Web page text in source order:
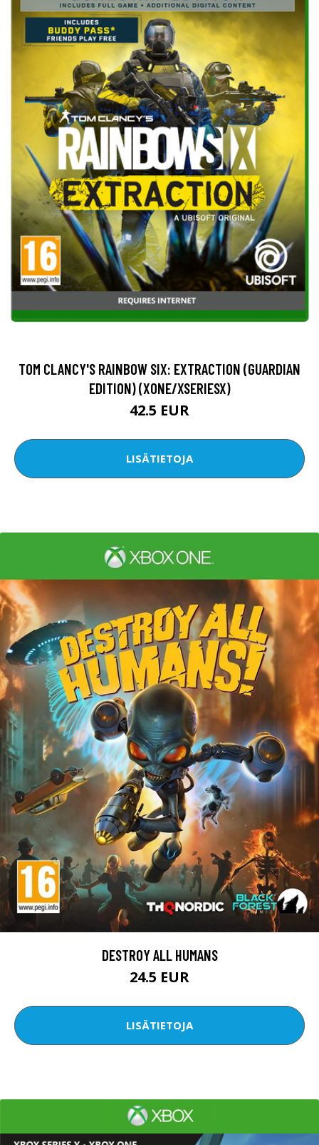
TOM CLANCY'S RAINBOW SIX: EXTRACTION (GUARDIAN
EDITION) (XONE/XSERIESX)
42.5 EUR
LISÄTIETOJA
DESTROY ALL HUMANS
24.5 EUR
LISÄTIETOJA